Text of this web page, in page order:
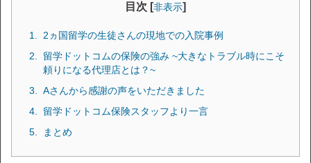
目次 [非表示]
2ヵ国留学の生徒さんの現地での入院事例
留学ドットコムの保険の強み ~大きなトラブル時にこそ
頼りになる代理店とは？~
Aさんから感謝の声をいただきました
留学ドットコム保険スタッフより一言
まとめ